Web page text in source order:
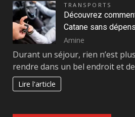
TRANSPORTS
Découvrez
Catane sans
Amine
Durant un séjour, rien n’est
rendre dans un bel endroit et
Lire l'article